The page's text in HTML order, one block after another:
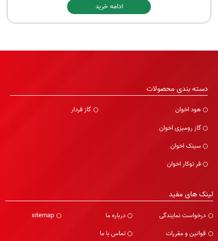
ادامه خرید
دسته بندی محصولات
هود اخوان
گاز رومیزی اخوان
سینک اخوان
فر توکار اخوان
گاز فردار
لینک های مفید
درخواست نمایندگی
قوانین و مقررات
درباره ما
تماس با ما
sitemap